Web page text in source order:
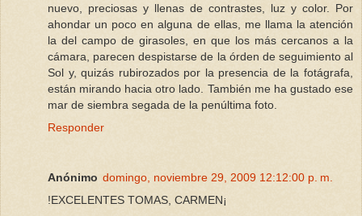
nuevo, preciosas y llenas de contrastes, luz y color. Por
ahondar un poco en alguna de ellas, me llama la atención
la del campo de girasoles, en que los más cercanos a la
cámara, parecen despistarse de la órden de seguimiento al
Sol y, quizás rubirozados por la presencia de la fotágrafa,
están mirando hacia otro lado. También me ha gustado ese
mar de siembra segada de la penúltima foto.
Responder
Anónimo domingo, noviembre 29, 2009 12:12:00 p. m.
!EXCELENTES TOMAS, CARMEN¡